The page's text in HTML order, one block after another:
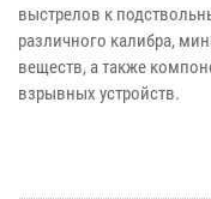
выстрелов к
различного калибра,
веществ, а также
взрывных устройств.